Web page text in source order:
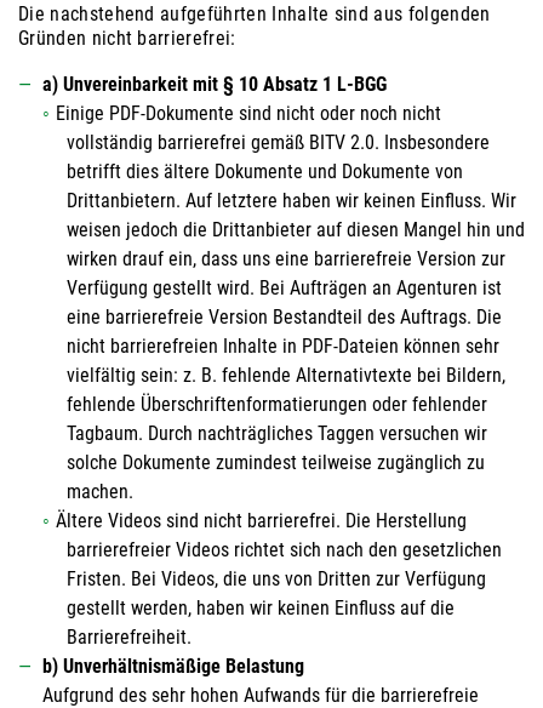
Die nachstehend aufgeführten Inhalte sind aus folgenden
Gründen nicht barrierefrei:
a) Unvereinbarkeit mit § 10 Absatz 1 L-BGG
Einige PDF-Dokumente sind nicht oder noch nicht
vollständig barrierefrei gemäß BITV 2.0. Insbesondere
betrifft dies ältere Dokumente und Dokumente von
Drittanbietern. Auf letztere haben wir keinen Einfluss. Wir
weisen jedoch die Drittanbieter auf diesen Mangel hin und
wirken drauf ein, dass uns eine barrierefreie Version zur
Verfügung gestellt wird. Bei Aufträgen an Agenturen ist
eine barrierefreie Version Bestandteil des Auftrags. Die
nicht barrierefreien Inhalte in PDF-Dateien können sehr
vielfältig sein: z. B. fehlende Alternativtexte bei Bildern,
fehlende Überschriftenformatierungen oder fehlender
Tagbaum. Durch nachträgliches Taggen versuchen wir
solche Dokumente zumindest teilweise zugänglich zu
machen.
Ältere Videos sind nicht barrierefrei. Die Herstellung
barrierefreier Videos richtet sich nach den gesetzlichen
Fristen. Bei Videos, die uns von Dritten zur Verfügung
gestellt werden, haben wir keinen Einfluss auf die
Barrierefreiheit.
b) Unverhältnismäßige Belastung
Aufgrund des sehr hohen Aufwands für die barrierefreie